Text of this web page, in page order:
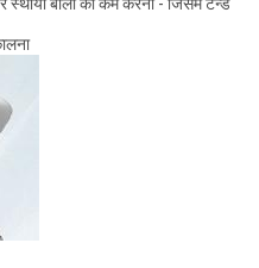
स्थायी बालों को कम करना - जिसमें टैन्ड